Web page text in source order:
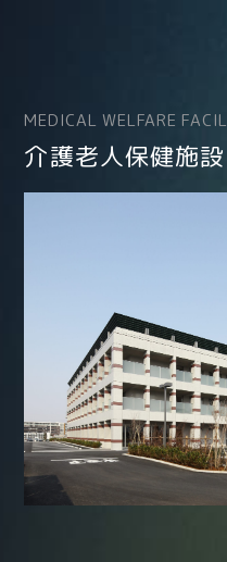
MEDICAL WELFARE
介護老人保健施